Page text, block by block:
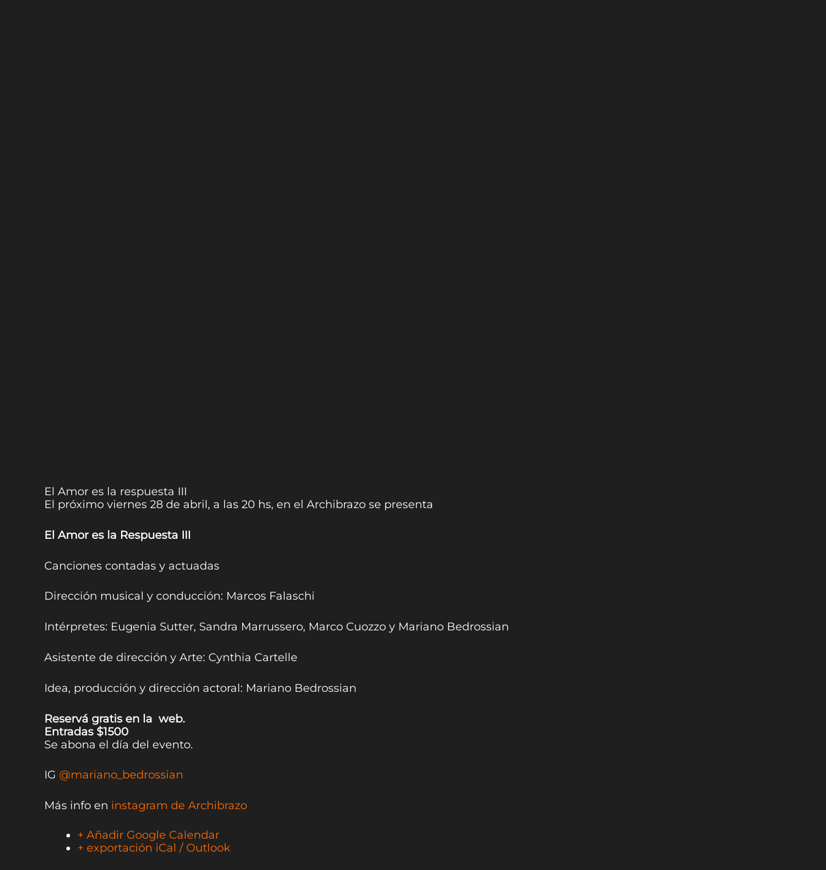
El Amor es la respuesta III
El próximo viernes 28 de abril, a las 20 hs, en el Archibrazo se presenta
El Amor es la Respuesta III
Canciones contadas y actuadas
Dirección musical y conducción: Marcos Falaschi
Intérpretes: Eugenia Sutter, Sandra Marrussero, Marco Cuozzo y Mariano Bedrossian
Asistente de dirección y Arte: Cynthia Cartelle
Idea, producción y dirección actoral: Mariano Bedrossian
Reservá gratis en la web.
Entradas $1500
Se abona el día del evento.
IG @mariano_bedrossian
Más info en instagram de Archibrazo
+ Añadir Google Calendar
+ exportación iCal / Outlook